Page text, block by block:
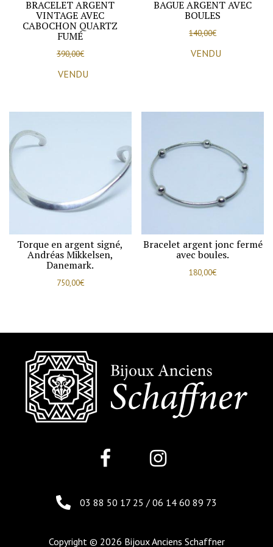
BRACELET ARGENT
VINTAGE AVEC
CABOCHON QUARTZ
FUMÉ
390,00€
VENDU
BAGUE ARGENT AVEC
BOULES
140,00€
VENDU
Torque en argent signé,
Andréas Mikkelsen,
Danemark.
750,00€
Bracelet argent jonc fermé
avec boules.
180,00€
03 88 50 17 25 / 06 14 60 89 73
Copyright © 2026 Bijoux Anciens Schaffner